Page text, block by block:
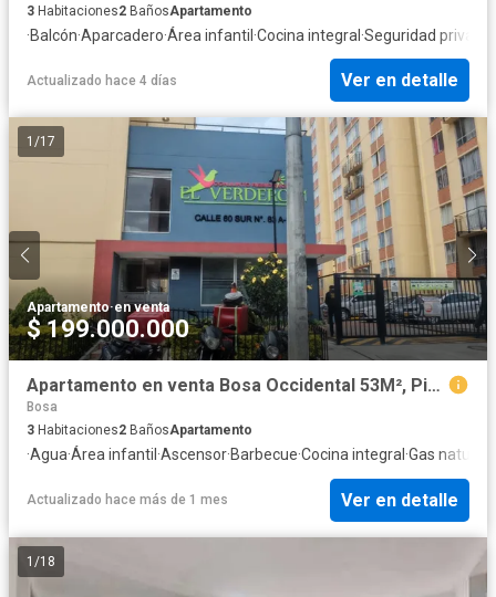
3 Habitaciones2 BañosApartamento
·Balcón·Aparcadero·Área infantil ·Cocina integral ·Seguridad privada
Actualizado hace 4 días Ver en detalle
1 /17
Apartamento·en venta
$ 199.000.000
Apartamento en venta Bosa Occidental 53M², Piso 12 - Ascensor - Deposito $199.000.000
Bosa
3 Habitaciones2 BañosApartamento
·Agua·Área infantil ·Ascensor·Barbecue·Cocina integral ·Gas natural
Actualizado hace más de 1 mes Ver en detalle
1 /18